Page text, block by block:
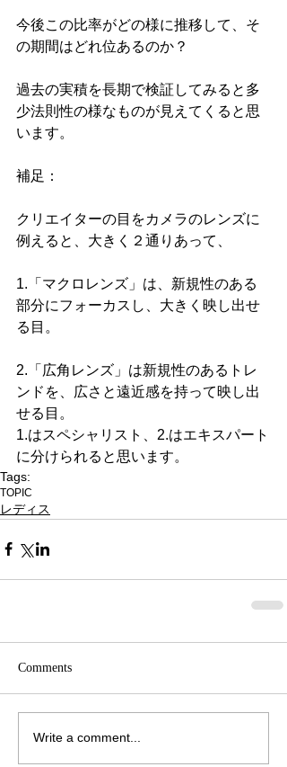
今後この比率がどの様に推移して、そ
の期間はどれ位あるのか？
過去の実積を長期で検証してみると多
少法則性の様なものが見えてくると思
います。
補足：
クリエイターの目をカメラのレンズに
例えると、大きく２通りあって、
1.「マクロレンズ」は、新規性のある
部分にフォーカスし、大きく映し出せ
る目。
2.「広角レンズ」は新規性のあるトレ
ンドを、広さと遠近感を持って映し出
せる目。
1.はスペシャリスト、2.はエキスパート
に分けられると思います。
Tags:
TOPIC
レディス
Comments
Write a comment...